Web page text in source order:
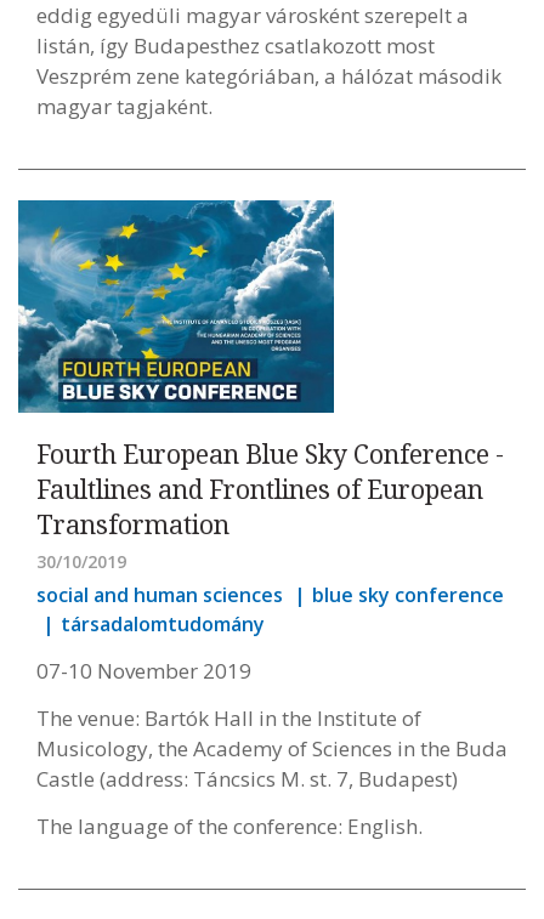
eddig egyedüli magyar városként szerepelt a
listán, így Budapesthez csatlakozott most
Veszprém zene kategóriában, a hálózat második
magyar tagjaként.
Fourth European Blue Sky Conference -
Faultlines and Frontlines of European
Transformation
30/10/2019
social and human sciences
blue sky conference
társadalomtudomány
07-10 November 2019
The venue: Bartók Hall in the Institute of
Musicology, the Academy of Sciences in the Buda
Castle (address: Táncsics M. st. 7, Budapest)
The language of the conference: English.